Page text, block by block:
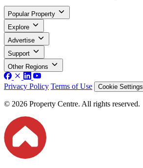
Popular Property
Explore
Advertise
Support
Other Regions
Privacy Policy Terms of Use Cookie Settings
© 2026 Property Centre. All rights reserved.